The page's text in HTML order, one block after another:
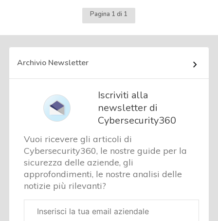
Pagina 1 di 1
Archivio Newsletter
Iscriviti alla
newsletter di
Cybersecurity360
Vuoi ricevere gli articoli di
Cybersecurity360, le nostre guide per la
sicurezza delle aziende, gli
approfondimenti, le nostre analisi delle
notizie più rilevanti?
aziendale